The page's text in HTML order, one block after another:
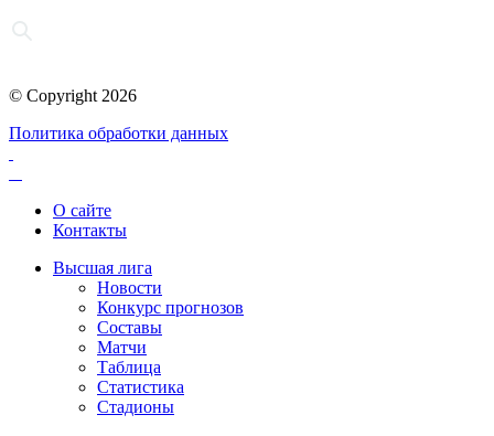
© Copyright 2026
Политика обработки данных
О сайте
Контакты
Высшая лига
Новости
Конкурс прогнозов
Составы
Матчи
Таблица
Статистика
Стадионы